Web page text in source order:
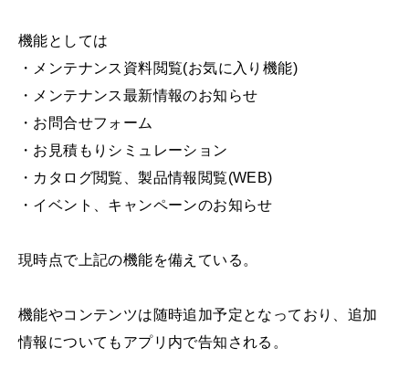
機能としては
・メンテナンス資料閲覧(お気に入り機能)
・メンテナンス最新情報のお知らせ
・お問合せフォーム
・お見積もりシミュレーション
・カタログ閲覧、製品情報閲覧(WEB)
・イベント、キャンペーンのお知らせ
現時点で上記の機能を備えている。
機能やコンテンツは随時追加予定となっており、追加
情報についてもアプリ内で告知される。